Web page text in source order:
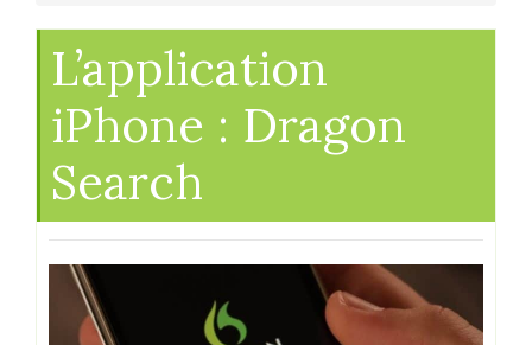
L’application
iPhone : Dragon
Search